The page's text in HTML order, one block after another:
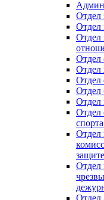
Отдел
Отдел
Отдел
Отдел
Отдел
Отдел
Отдел
Отдел
Отдел
Отдел
Отдел